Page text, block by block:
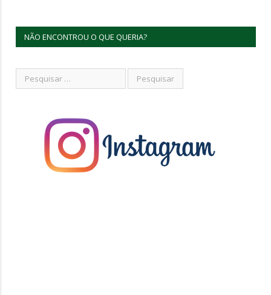
NÃO ENCONTROU O QUE QUERIA?